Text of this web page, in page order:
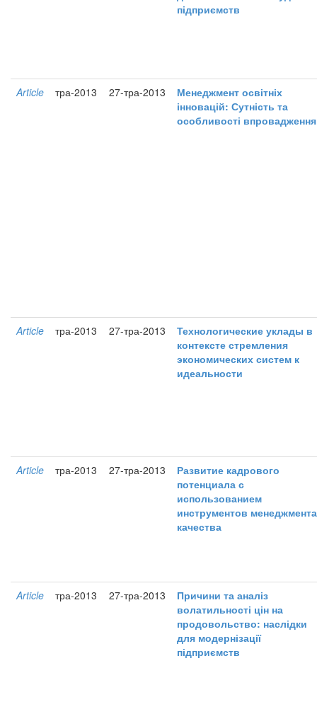
підприємств
Article тра-2013 27-тра-2013
Менеджмент освітніх
інновацій: Сутність та
особливості впровадження
Article тра-2013 27-тра-2013
Технологические уклады в
контексте стремления
экономических систем к
идеальности
Article тра-2013 27-тра-2013
Развитие кадрового
потенциала с
использованием
инструментов менеджмента
качества
Article тра-2013 27-тра-2013
Причини та аналіз
волатильності цін на
продовольство: наслідки
для модернізації
підприємств